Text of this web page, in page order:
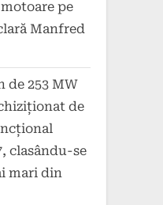
pe
Manfred
de 253 MW
de
clasându-se
mari din